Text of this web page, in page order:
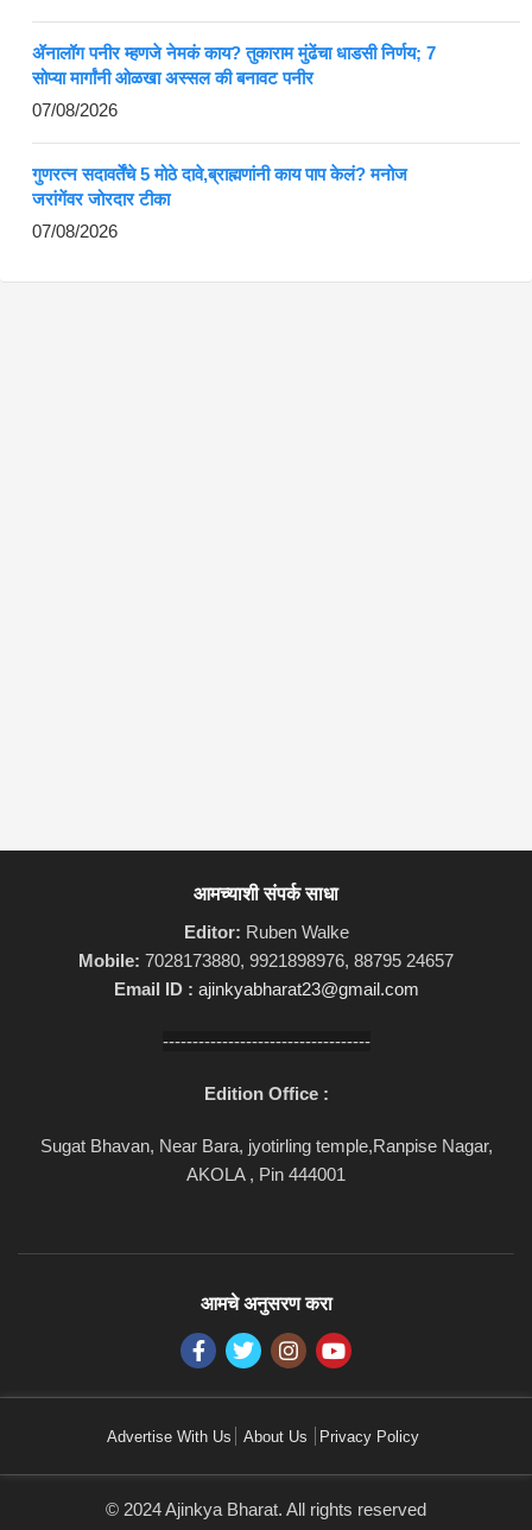
ॲनालॉग पनीर म्हणजे नेमकं काय? तुकाराम मुंढेंचा धाडसी निर्णय; 7
सोप्या मार्गांनी ओळखा अस्सल की बनावट पनीर
07/08/2026
गुणरत्न सदावर्तेंचे 5 मोठे दावे,ब्राह्मणांनी काय पाप केलं? मनोज
जरांगेंवर जोरदार टीका
07/08/2026
आमच्याशी संपर्क साधा
Editor: Ruben Walke
Mobile: 7028173880, 9921898976, 88795 24657
Email ID : ajinkyabharat23@gmail.com
-----------------------------------
Edition Office :
Sugat Bhavan, Near Bara, jyotirling temple,Ranpise Nagar,
AKOLA , Pin 444001
आमचे अनुसरण करा
Advertise With Us About Us Privacy Policy
© 2024 Ajinkya Bharat. All rights reserved